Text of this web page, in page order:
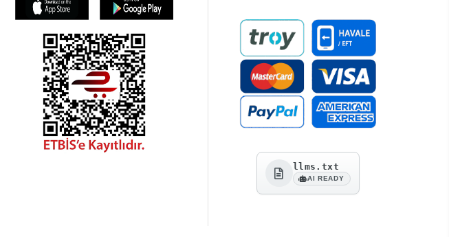
llms.txt
AI READY